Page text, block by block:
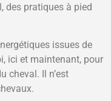
des pratiques à pied
issues de
ici et maintenant, pour
cheval. Il n’est